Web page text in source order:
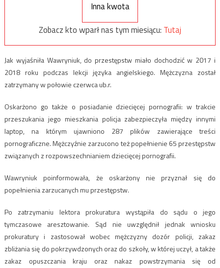
Inna kwota
Zobacz kto wparł nas tym miesiącu: Tutaj
Jak wyjaśniła Wawryniuk, do przestępstw miało dochodzić w 2017 i
2018 roku podczas lekcji języka angielskiego. Mężczyzna został
zatrzymany w połowie czerwca ub.r.
Oskarżono go także o posiadanie dziecięcej pornografii: w trakcie
przeszukania jego mieszkania policja zabezpieczyła między innymi
laptop, na którym ujawniono 287 plików zawierające treści
pornograficzne. Mężczyźnie zarzucono też popełnienie 65 przestępstw
związanych z rozpowszechnianiem dziecięcej pornografii.
Wawryniuk poinformowała, że oskarżony nie przyznał się do
popełnienia zarzucanych mu przestępstw.
Po zatrzymaniu lektora prokuratura wystąpiła do sądu o jego
tymczasowe aresztowanie. Sąd nie uwzględnił jednak wniosku
prokuratury i zastosował wobec mężczyzny dozór policji, zakaz
zbliżania się do pokrzywdzonych oraz do szkoły, w której uczył, a także
zakaz opuszczania kraju oraz nakaz powstrzymania się od